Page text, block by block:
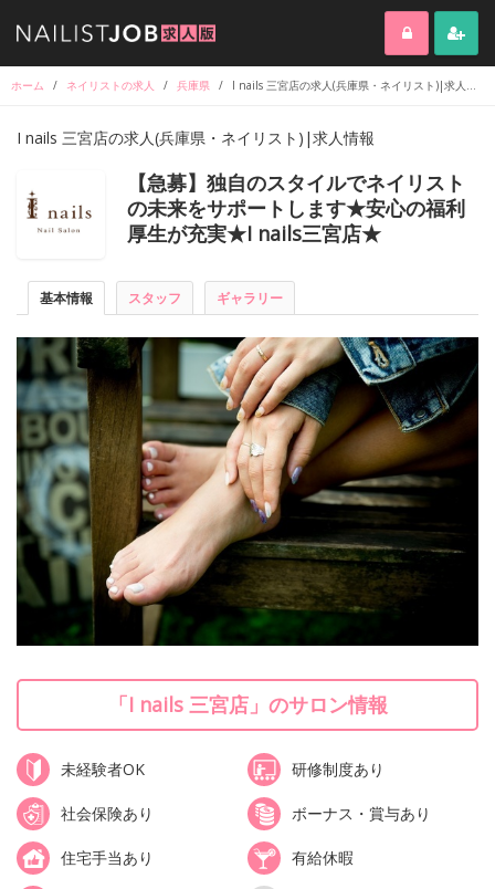
ホーム / ネイリストの求人 / 兵庫県 / I nails 三宮店の求人(兵庫県・ネイリスト)|求人情報
I nails 三宮店の求人(兵庫県・ネイリスト)|求人情報
【急募】独自のスタイルでネイリスト
の未来をサポートします★安心の福利
厚生が充実★I nails三宮店★
基本情報 スタッフ ギャラリー
「I nails 三宮店」のサロン情報
未経験者OK 研修制度あり
社会保険あり ボーナス・賞与あり
住宅手当あり 有給休暇